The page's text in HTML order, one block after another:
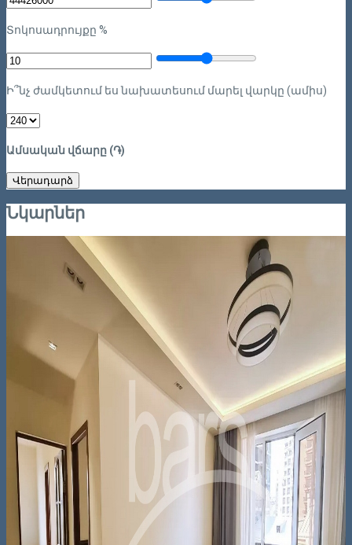
Տոկոսադրույքը %
Ի՞նչ ժամկետում ես նախատեսում մարել վարկը (ամիս)
Ամսական վճարը (֏)
Վերադարձ
Նկարներ